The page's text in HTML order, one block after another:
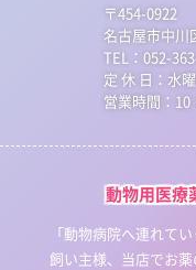
〒454-0922
名古屋市中川
TEL：052-
定 休 日：水
営業時間：10
動物用医療
「動物病院へ連れて
飼い主様、当店でお